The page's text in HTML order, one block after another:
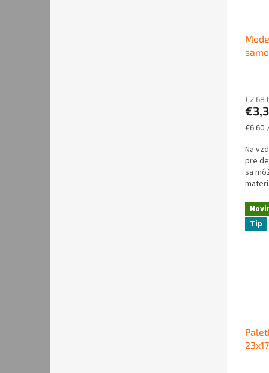
€2,68
€6,60
Na
pre
sa
oživí.
Tip